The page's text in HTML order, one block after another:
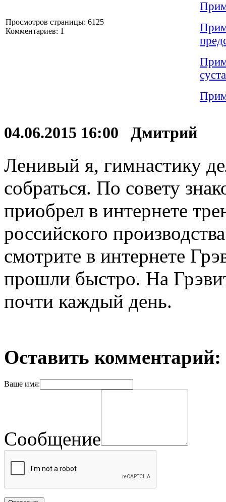
Просмотров страницы: 6125
Комментариев: 1
04.06.2015 16:00 Дмитрий
Ленивый я, гимнастику
собраться. По совету
приобрел в интернете
российского
смотрите в интернете
прошли быстро. На
почти каждый день.
Оставить комментарий:
Ваше имя:
Сообщение